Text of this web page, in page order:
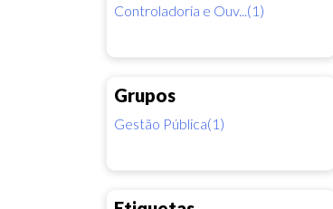
Controladoria e Ouv...(1)
Grupos
Gestão Pública(1)